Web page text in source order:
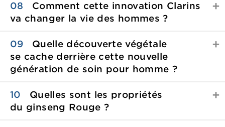
08
Comment cette innovation Clarins
va changer la vie des hommes ?
09
Quelle découverte végétale
se cache derrière cette nouvelle
génération de soin pour homme ?
10
Quelles sont les propriétés
du ginseng Rouge ?